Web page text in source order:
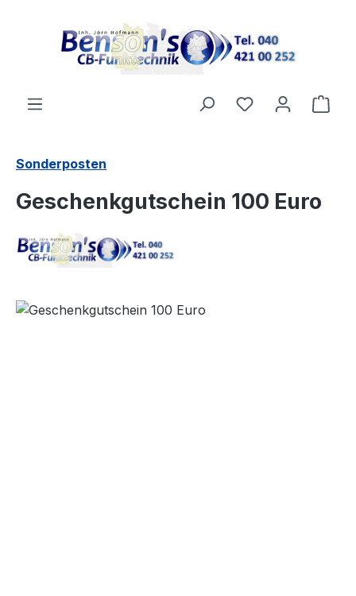
Sonderposten
Geschenkgutschein 100 Euro
Bildergalerie überspringen